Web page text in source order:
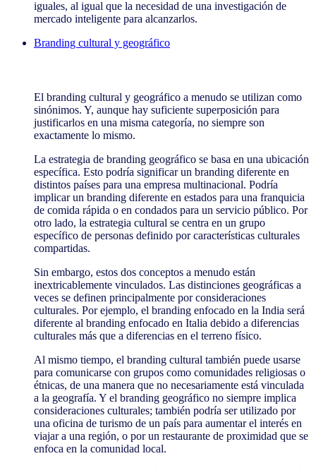
iguales, al igual que la necesidad de una investigación de
mercado inteligente para alcanzarlos.
Branding cultural y geográfico
El branding cultural y geográfico a menudo se utilizan como
sinónimos. Y, aunque hay suficiente superposición para
justificarlos en una misma categoría, no siempre son
exactamente lo mismo.
La estrategia de branding geográfico se basa en una ubicación
específica. Esto podría significar un branding diferente en
distintos países para una empresa multinacional. Podría
implicar un branding diferente en estados para una franquicia
de comida rápida o en condados para un servicio público. Por
otro lado, la estrategia cultural se centra en un grupo
específico de personas definido por características culturales
compartidas.
Sin embargo, estos dos conceptos a menudo están
inextricablemente vinculados. Las distinciones geográficas a
veces se definen principalmente por consideraciones
culturales. Por ejemplo, el branding enfocado en la India será
diferente al branding enfocado en Italia debido a diferencias
culturales más que a diferencias en el terreno físico.
Al mismo tiempo, el branding cultural también puede usarse
para comunicarse con grupos como comunidades religiosas o
étnicas, de una manera que no necesariamente está vinculada
a la geografía. Y el branding geográfico no siempre implica
consideraciones culturales; también podría ser utilizado por
una oficina de turismo de un país para aumentar el interés en
viajar a una región, o por un restaurante de proximidad que se
enfoca en la comunidad local.